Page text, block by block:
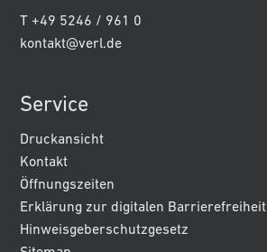
T +49 5246 / 961 0
kontakt@verl.de
Service
Druckansicht
Kontakt
Öffnungszeiten
Erklärung zur digitalen Barrierefreiheit
Hinweisgeberschutzgesetz